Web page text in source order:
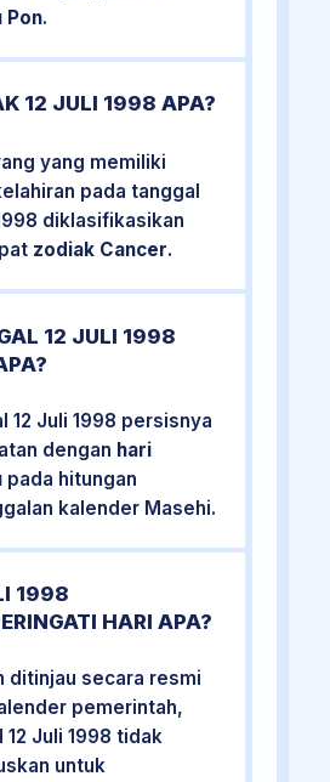
Pon.
12 JULI 1998 APA?
yang memiliki
pada tanggal
diklasifikasikan
zodiak Cancer.
12 JULI 1998
12 Juli 1998 persisnya
dengan hari
pada hitungan
kalender Masehi.
1998
HARI APA?
ditinjau secara resmi
pemerintah,
12 Juli 1998 tidak
untuk